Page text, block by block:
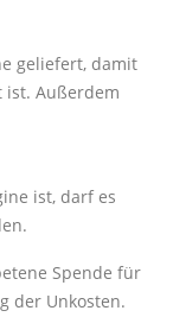
geliefert, damit
ist. Außerdem
ist, darf es
Spende für
der Unkosten.